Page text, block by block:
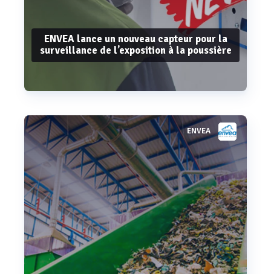
ENVEA lance un nouveau capteur pour la
surveillance de l’exposition à la poussière
Voir plus ENVEA